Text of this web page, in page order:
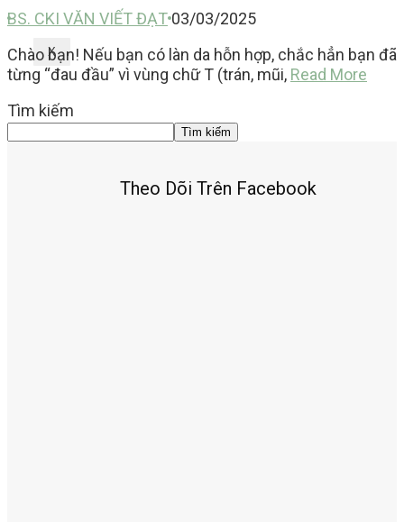
X
BS. CKI VĂN VIẾT ĐẠT 03/03/2025
Chào bạn! Nếu bạn có làn da hỗn hợp, chắc hẳn bạn đã
từng “đau đầu” vì vùng chữ T (trán, mũi, Read More
Tìm kiếm
Tìm kiếm
Theo Dõi Trên Facebook